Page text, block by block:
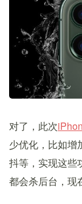
对了，此次
少优化，比如增
抖等，实现这些
都会杀后台，现